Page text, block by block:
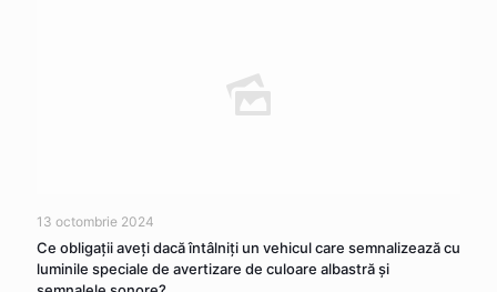
13 octombrie 2024
Ce obligaţii aveţi dacă întâlniţi un vehicul care semnalizează cu
luminile speciale de avertizare de culoare albastră şi